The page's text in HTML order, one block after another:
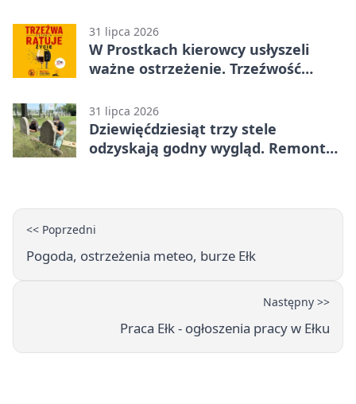
31 lipca 2026
W Prostkach kierowcy usłyszeli
ważne ostrzeżenie. Trzeźwość
31 lipca 2026
Dziewięćdziesiąt trzy stele
odzyskają godny wygląd. Remont
<< Poprzedni
Pogoda, ostrzeżenia meteo, burze Ełk
Następny >>
Praca Ełk - ogłoszenia pracy w Ełku